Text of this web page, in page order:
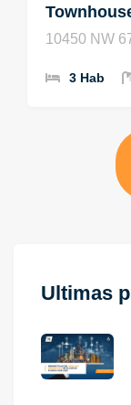
10450 NW
3 Hab
Ultimas